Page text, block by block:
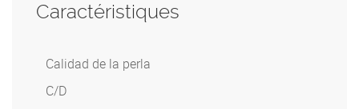
Caractéristiques
Calidad de la perla
C/D